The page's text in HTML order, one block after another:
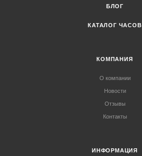
БЛОГ
КАТАЛОГ ЧАСОВ
КОМПАНИЯ
О компании
Новости
Отзывы
Контакты
ИНФОРМАЦИЯ